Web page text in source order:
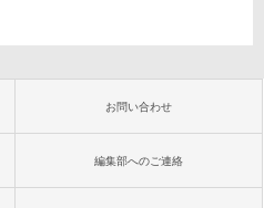
お問い合わせ
編集部へのご連絡